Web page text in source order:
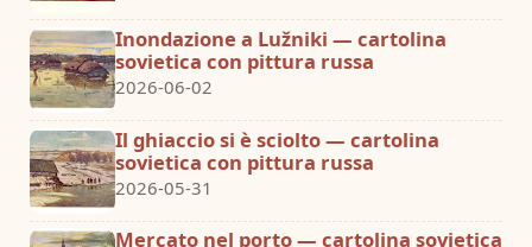
Inondazione a Lužniki — cartolina
sovietica con pittura russa
2026-06-02
Il ghiaccio si è sciolto — cartolina
sovietica con pittura russa
2026-05-31
Mercato nel porto — cartolina sovietica